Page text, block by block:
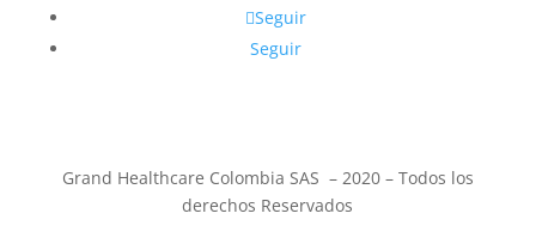
Seguir
Seguir
Grand Healthcare Colombia SAS – 2020 – Todos los
derechos Reservados